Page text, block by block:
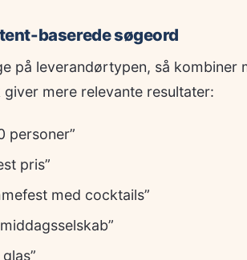
baserede søgeord
på leverandørtypen, så kombiner
mere relevante resultater:
personer”
pris”
med cocktails”